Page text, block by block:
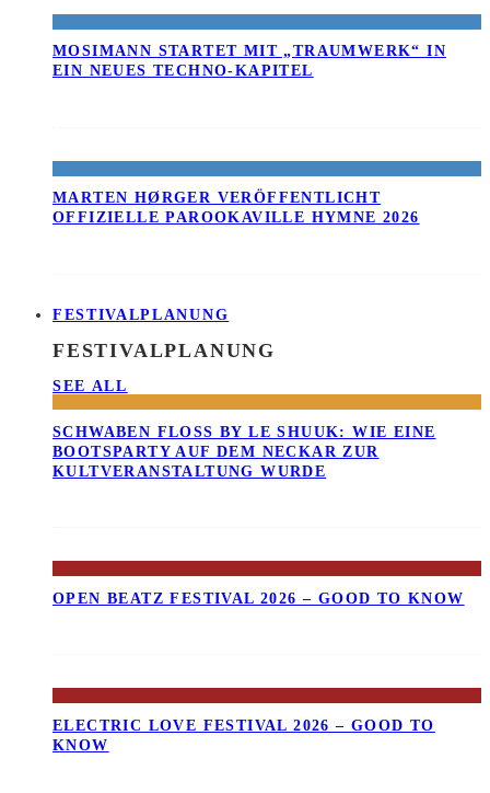
MOSIMANN STARTET MIT „TRAUMWERK“ IN
EIN NEUES TECHNO-KAPITEL
MARTEN HØRGER VERÖFFENTLICHT
OFFIZIELLE PAROOKAVILLE HYMNE 2026
FESTIVALPLANUNG
FESTIVALPLANUNG
SEE ALL
SCHWABEN FLOSS BY LE SHUUK: WIE EINE B
OOTSPARTY AUF DEM NECKAR ZUR K
ULTVERANSTALTUNG WURDE
OPEN BEATZ FESTIVAL 2026 – GOOD TO KNOW
ELECTRIC LOVE FESTIVAL 2026 – GOOD TO
KNOW